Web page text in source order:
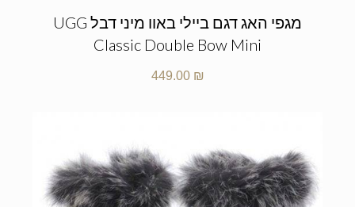
מגפי האג דגם ביילי באוו מיני דבל UGG
Classic Double Bow Mini
449.00 ₪